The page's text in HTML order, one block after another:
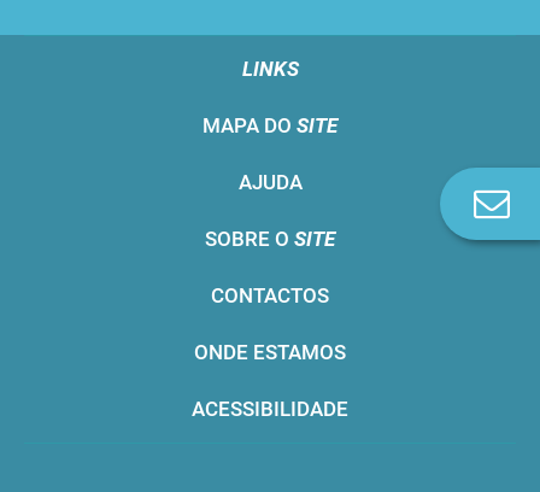
LINKS
MAPA DO SITE
AJUDA
SOBRE O SITE
CONTACTOS
ONDE ESTAMOS
ACESSIBILIDADE